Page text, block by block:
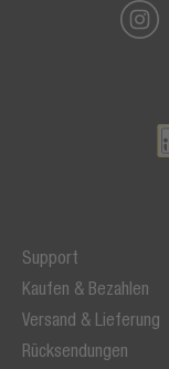
Support
Kaufen & Bezahlen
Versand & Lieferung
Rücksendungen